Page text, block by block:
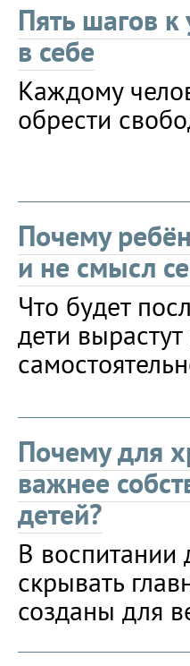
Пять шагов к
в себе
Каждому
обрести
Почему
и не смысл
Что будет
дети
Почему для
важнее
детей?
В воспитании
скрывать
созданы для